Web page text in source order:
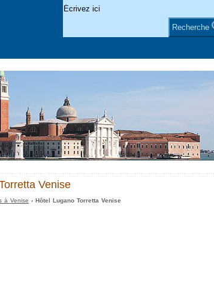
Venise
à Venise › Hôtel Lugano Torretta Venise
Recherche